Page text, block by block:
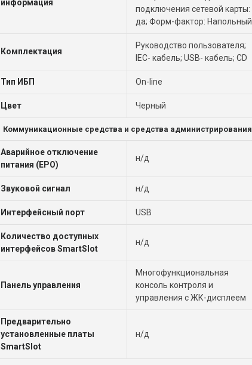
информация
подключения сетевой карты:
да; Форм-фактор: Напольный
Комплектация
Руководство пользователя;
IEC- кабель; USB- кабель; CD
Тип ИБП On-line
Цвет Черный
Коммуникационные средства и средства администрирования
Аварийное отключение
питания (EPO)
н/д
Звуковой сигнал н/д
Интерфейсный порт USB
Количество доступных
интерфейсов SmartSlot
н/д
Панель управления
Многофункциональная
консоль контроля и
управления с ЖК-дисплеем
Предварительно
установленные платы
SmartSlot
н/д